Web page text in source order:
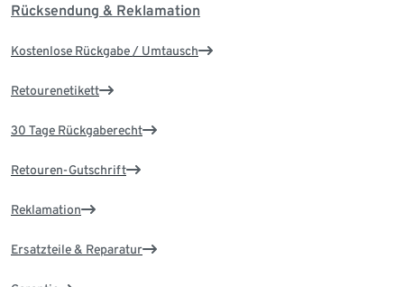
Rücksendung & Reklamation
Kostenlose Rückgabe / Umtausch
Retourenetikett
30 Tage Rückgaberecht
Retouren-Gutschrift
Reklamation
Ersatzteile & Reparatur